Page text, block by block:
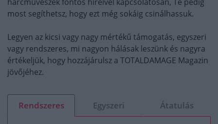
most segíthetsz, hogy ezt még sokáig csinálhassuk.
Legyen az kicsi vagy nagy mértékű támogatás, egyszeri
vagy rendszeres, mi nagyon hálásak leszünk és nagyra
értékeljük, hogy hozzájárulsz a TOTALDAMAGE Magazin
jövőjéhez.
Rendszeres Egyszeri Átatulás